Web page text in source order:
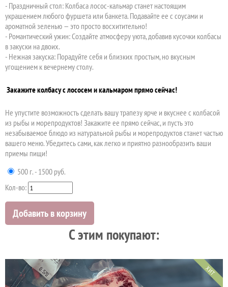
- Праздничный стол: Колбаса лосос-кальмар станет настоящим
украшением любого фуршета или банкета. Подавайте ее с соусами и
ароматной зеленью — это просто восхитительно!
- Романтический ужин: Создайте атмосферу уюта, добавив кусочки колбасы
в закуски на двоих.
- Нежная закуска: Порадуйте себя и близких простым, но вкусным
угощением к вечернему столу.
Закажите колбасу с лососем и кальмаром прямо сейчас!
Не упустите возможность сделать вашу трапезу ярче и вкуснее с колбасой
из рыбы и морепродуктов! Закажите ее прямо сейчас, и пусть это
незабываемое блюдо из натуральной рыбы и морепродуктов станет частью
вашего меню. Убедитесь сами, как легко и приятно разнообразить ваши
приемы пищи!
500 г. - 1500 руб.
Кол-во:
Добавить в корзину
C этим покупают:
ХИТ